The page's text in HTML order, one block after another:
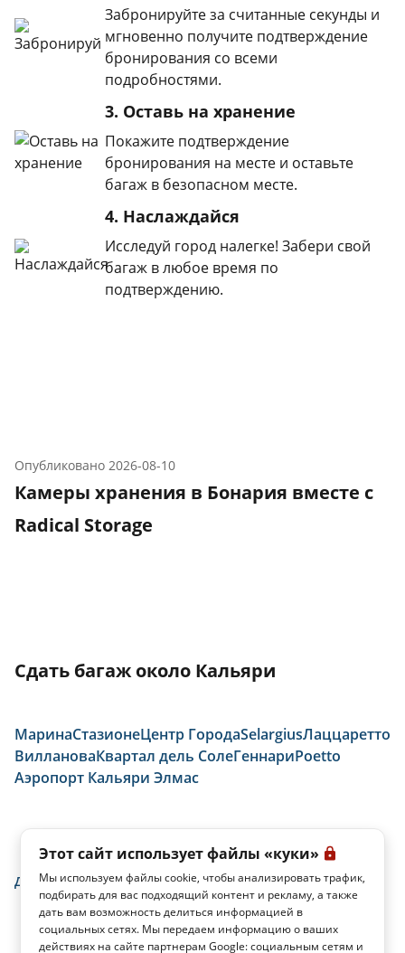
Этот сайт использует файлы «куки»
Мы используем файлы cookie, чтобы анализировать трафик,
подбирать для вас подходящий контент и рекламу, а также
дать вам возможность делиться информацией в
социальных сетях. Мы передаем информацию о ваших
действиях на сайте партнерам Google: социальным сетям и
Опубликовано 2026-08-10
Камеры хранения в Бонария вместе с
Radical Storage
Сдать багаж около Кальяри
МаринаСтазионеЦентр ГородаSelargiusЛаццаретто
ВиллановаКвартал дель СолеГеннариPoetto
Аэропорт Кальяри Элмас
домой Кальяри Бонария
Забронируйте за считанные секунды и
мгновенно получите подтверждение
бронирования со всеми
подробностями.
3. Оставь на хранение
Покажите подтверждение
бронирования на месте и оставьте
багаж в безопасном месте.
4. Наслаждайся
Исследуй город налегке! Забери свой
багаж в любое время по
подтверждению.